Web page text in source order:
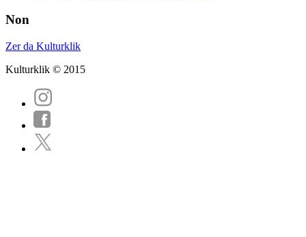
Non
Zer da Kulturklik
Kulturklik © 2015